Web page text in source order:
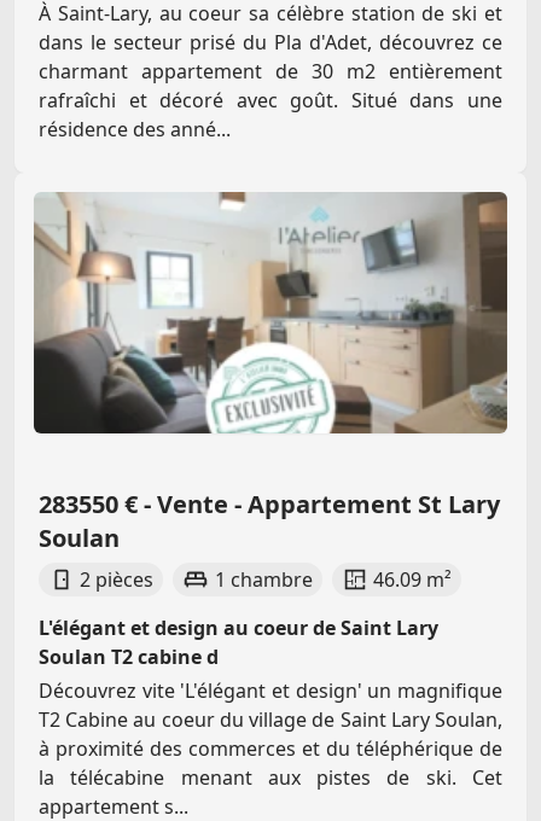
À Saint-Lary, au coeur sa célèbre station de ski et
dans le secteur prisé du Pla d'Adet, découvrez ce
charmant appartement de 30 m2 entièrement
rafraîchi et décoré avec goût. Situé dans une
résidence des anné...
283550 € - Vente - Appartement St Lary
Soulan
2 pièces 1 chambre
46.09 m²
L'élégant et design au coeur de Saint Lary
Soulan T2 cabine d
Découvrez vite 'L'élégant et design' un magnifique
T2 Cabine au coeur du village de Saint Lary Soulan,
à proximité des commerces et du téléphérique de
la télécabine menant aux pistes de ski. Cet
appartement s...